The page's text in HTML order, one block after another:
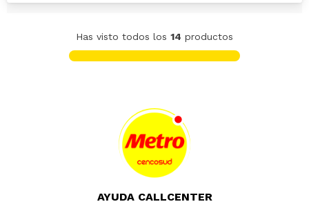
Has visto todos los 14 productos
AYUDA CALLCENTER